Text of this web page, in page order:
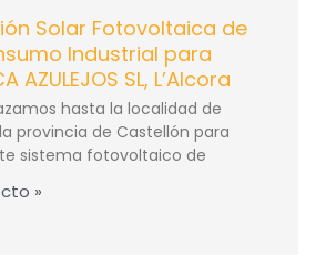
Solar Fotovoltaica de
Industrial para
AZULEJOS SL, L’Alcora
hasta la localidad de
provincia de Castellón para
sistema fotovoltaico de
»